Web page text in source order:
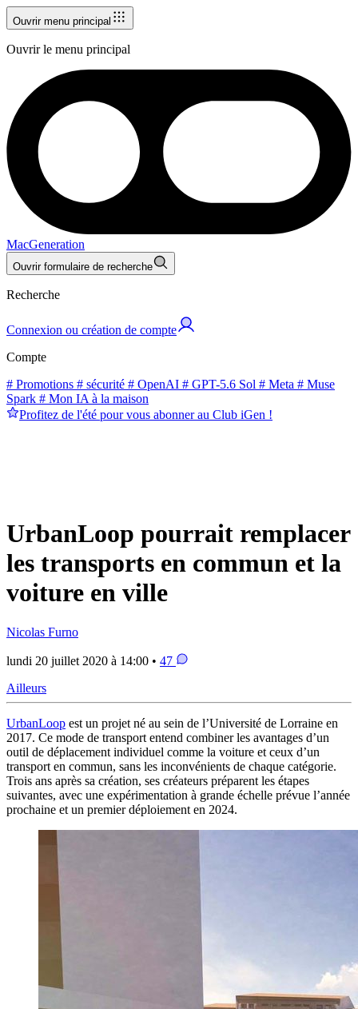
Ouvrir menu principal
Ouvrir le menu principal
MacGeneration
Ouvrir formulaire de recherche
Recherche
Connexion ou création de compte
Compte
# Promotions # sécurité # OpenAI # GPT-5.6 Sol # Meta # Muse
Spark # Mon IA à la maison
Profitez de l'été pour vous abonner au Club iGen !
UrbanLoop pourrait remplacer
les transports en commun et la
voiture en ville
Nicolas Furno
lundi 20 juillet 2020 à 14:00 • 47
Ailleurs
UrbanLoop est un projet né au sein de l’Université de Lorraine en
2017. Ce mode de transport entend combiner les avantages d’un
outil de déplacement individuel comme la voiture et ceux d’un
transport en commun, sans les inconvénients de chaque catégorie.
Trois ans après sa création, ses créateurs préparent les étapes
suivantes, avec une expérimentation à grande échelle prévue l’année
prochaine et un premier déploiement en 2024.